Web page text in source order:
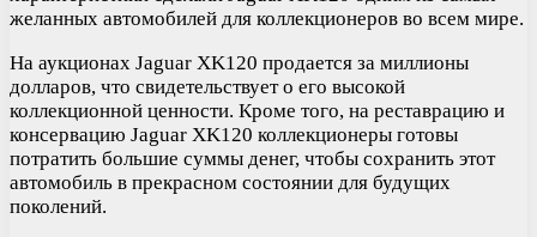
желанных автомобилей для коллекционеров во всем мире.
На аукционах Jaguar XK120 продается за миллионы
долларов, что свидетельствует о его высокой
коллекционной ценности. Кроме того, на реставрацию и
консервацию Jaguar XK120 коллекционеры готовы
потратить большие суммы денег, чтобы сохранить этот
автомобиль в прекрасном состоянии для будущих
поколений.